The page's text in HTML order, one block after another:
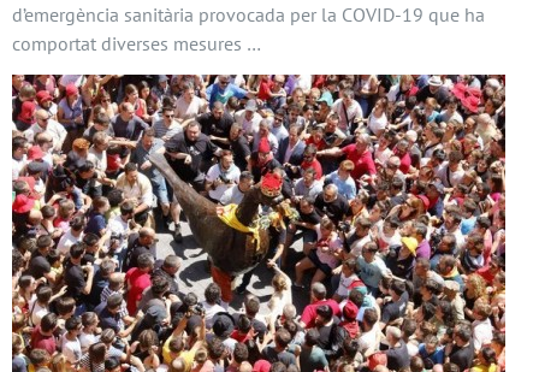
d’emergència sanitària provocada per la COVID-19 que ha
comportat diverses mesures …